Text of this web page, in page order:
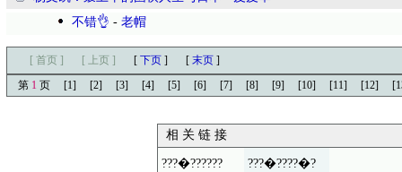
不错👌 - 老帽
[ 首页 ] [ 上页 ] [ 下页 ] [ 末页 ]
第 1 页 [1] [2] [3] [4] [5] [6] [7] [8] [9] [10] [11] [12]
相 关 链 接
???�?????? ???�????�?